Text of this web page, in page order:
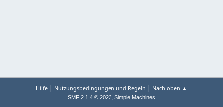
Hilfe | Nutzungsbedingungen und Regeln | Nach oben ▲
SMF 2.1.4 © 2023, Simple Machines